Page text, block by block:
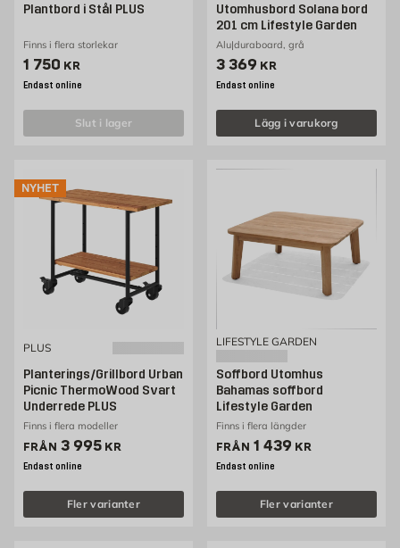
Plantbord i Stål PLUS
Finns i flera storlekar
Pris 1750 kr
1 750 KR
Endast online
slut i lager
Utomhusbord Solana bord
201 cm Lifestyle Garden
Alu|duraboard, grå
Pris 3369 kr
3 369 KR
Endast online
Lägg i varukorg
NYHET
PLUS
Planterings/Grillbord Urban
Picnic ThermoWood Svart
Underrede PLUS
Finns i flera modeller
FRÅN Pris 3995 kr
3 995 KR
Endast online
Fler varianter
LIFESTYLE GARDEN
Soffbord Utomhus
Bahamas soffbord
Lifestyle Garden
Finns i flera längder
FRÅN Pris 1439 kr
1 439 KR
Endast online
Fler varianter